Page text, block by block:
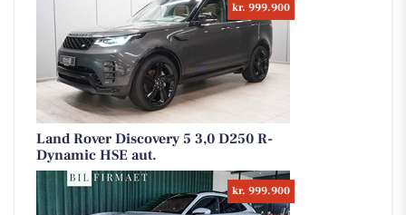
kr. 999.900
Land Rover Discovery 5 3,0 D250 R-
Dynamic HSE aut.
kr. 999.900